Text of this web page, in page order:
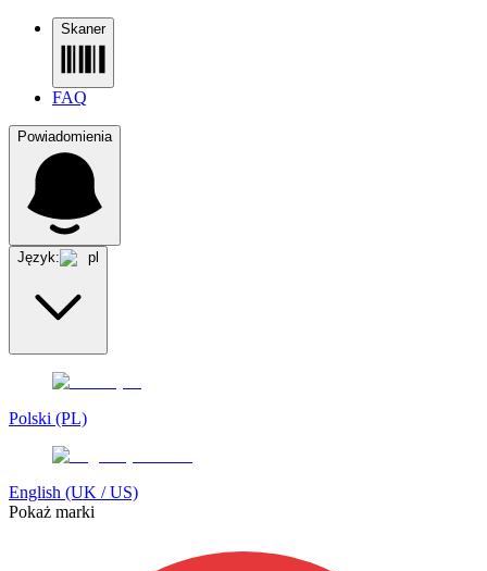
Skaner
FAQ
Powiadomienia
Język: pl
Polski (PL)
English (UK / US)
Pokaż marki